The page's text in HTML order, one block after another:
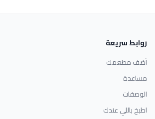
روابط سريعة
أضف مطعمك
مساعدة
الوصفات
اطبخ باللي عندك